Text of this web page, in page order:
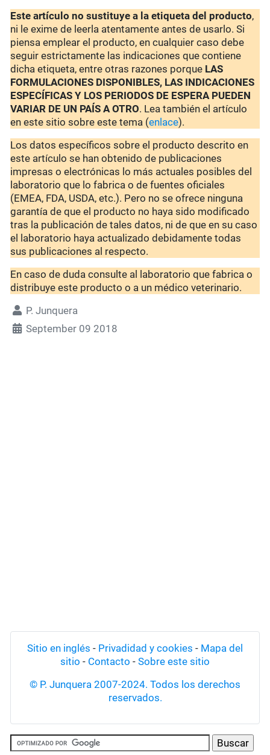
Este artículo no sustituye a la etiqueta del producto,
ni le exime de leerla atentamente antes de usarlo. Si
piensa emplear el producto, en cualquier caso debe
seguir estrictamente las indicaciones que contiene
dicha etiqueta, entre otras razones porque LAS
FORMULACIONES DISPONIBLES, LAS INDICACIONES
ESPECÍFICAS Y LOS PERIODOS DE ESPERA PUEDEN
VARIAR DE UN PAÍS A OTRO. Lea también el artículo
en este sitio sobre este tema (enlace).
Los datos específicos sobre el producto descrito en
este artículo se han obtenido de publicaciones
impresas o electrónicas lo más actuales posibles del
laboratorio que lo fabrica o de fuentes oficiales
(EMEA, FDA, USDA, etc.). Pero no se ofrece ninguna
garantía de que el producto no haya sido modificado
tras la publicación de tales datos, ni de que en su caso
el laboratorio haya actualizado debidamente todas
sus publicaciones al respecto.
En caso de duda consulte al laboratorio que fabrica o
distribuye este producto o a un médico veterinario.
P. Junquera
September 09 2018
Sitio en inglés - Privadidad y cookies - Mapa del
sitio - Contacto - Sobre este sitio
© P. Junquera 2007-2024. Todos los derechos
reservados.